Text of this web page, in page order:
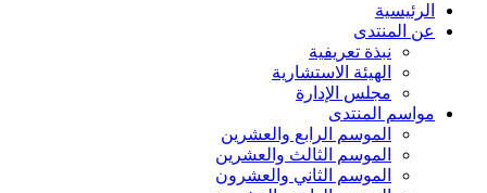
الرئيسية
عن المنتدى
نبذة تعريفية
الهيئة الاستشارية
مجلس الإدارة
مواسم المنتدى
الموسم الرابع والعشرين
الموسم الثالث والعشرين
الموسم الثاني والعشرون